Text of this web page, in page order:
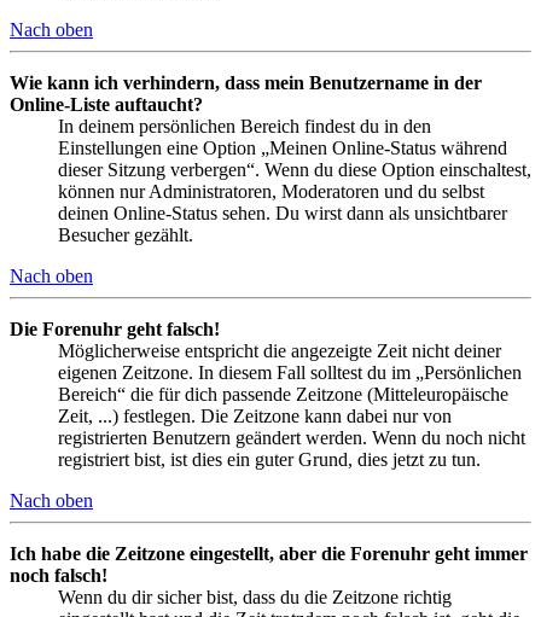
Nach oben
Wie kann ich verhindern, dass mein Benutzername in der
Online-Liste auftaucht?
In deinem persönlichen Bereich findest du in den
Einstellungen eine Option „Meinen Online-Status während
dieser Sitzung verbergen“. Wenn du diese Option einschaltest,
können nur Administratoren, Moderatoren und du selbst
deinen Online-Status sehen. Du wirst dann als unsichtbarer
Besucher gezählt.
Nach oben
Die Forenuhr geht falsch!
Möglicherweise entspricht die angezeigte Zeit nicht deiner
eigenen Zeitzone. In diesem Fall solltest du im „Persönlichen
Bereich“ die für dich passende Zeitzone (Mitteleuropäische
Zeit, ...) festlegen. Die Zeitzone kann dabei nur von
registrierten Benutzern geändert werden. Wenn du noch nicht
registriert bist, ist dies ein guter Grund, dies jetzt zu tun.
Nach oben
Ich habe die Zeitzone eingestellt, aber die Forenuhr geht immer
noch falsch!
Wenn du dir sicher bist, dass du die Zeitzone richtig